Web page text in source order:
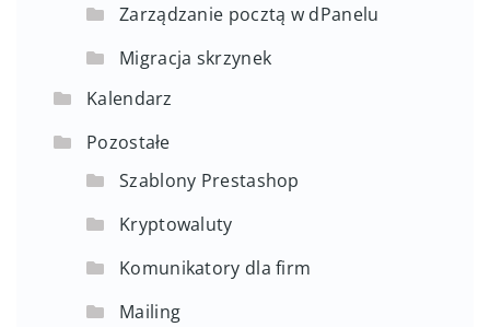
Zarządzanie pocztą w dPanelu
Migracja skrzynek
Kalendarz
Pozostałe
Szablony Prestashop
Kryptowaluty
Komunikatory dla firm
Mailing